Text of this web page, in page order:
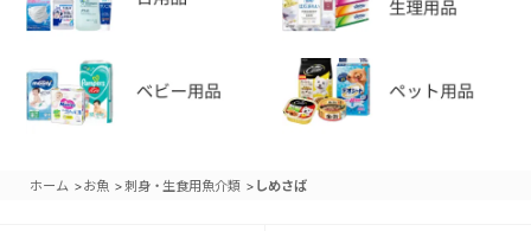
ホーム >お魚 >刺身・生食用魚介類 > しめさば